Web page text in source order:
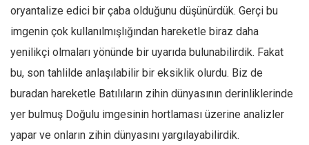
oryantalize edici bir çaba olduğunu düşünürdük. Gerçi bu
imgenin çok kullanılmışlığından hareketle biraz daha
yenilikçi olmaları yönünde bir uyarıda bulunabilirdik. Fakat
bu, son tahlilde anlaşılabilir bir eksiklik olurdu. Biz de
buradan hareketle Batılıların zihin dünyasının derinliklerinde
yer bulmuş Doğulu imgesinin hortlaması üzerine analizler
yapar ve onların zihin dünyasını yargılayabilirdik.